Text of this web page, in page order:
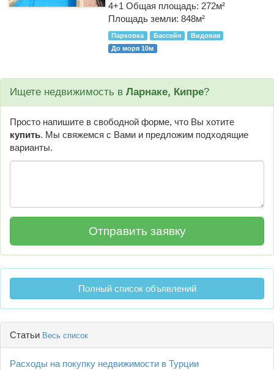
4+1 Общая площадь: 272м²
Площадь земли: 848м²
Парковка Бассейн
Видовая
До моря 10м
Ищете недвижимость в Ларнаке, Кипре?
Просто напишите в свободной форме, что Вы хотите
купить. Мы свяжемся с Вами и предложим подходящие
варианты.
Полный список объявлений
Статьи Весь список
Расходы на покупку недвижимости в Турции